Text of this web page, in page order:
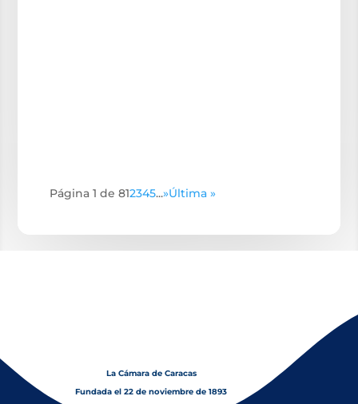
Página 1 de 812345...»Última »
La Cámara de Caracas
Fundada el 22 de noviembre de 1893